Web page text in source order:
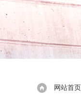
网站首页